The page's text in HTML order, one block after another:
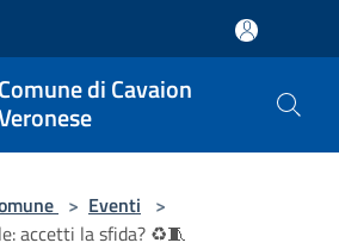
Comune di Cavaion
> Eventi >
accetti la sfida? ♻️🧵